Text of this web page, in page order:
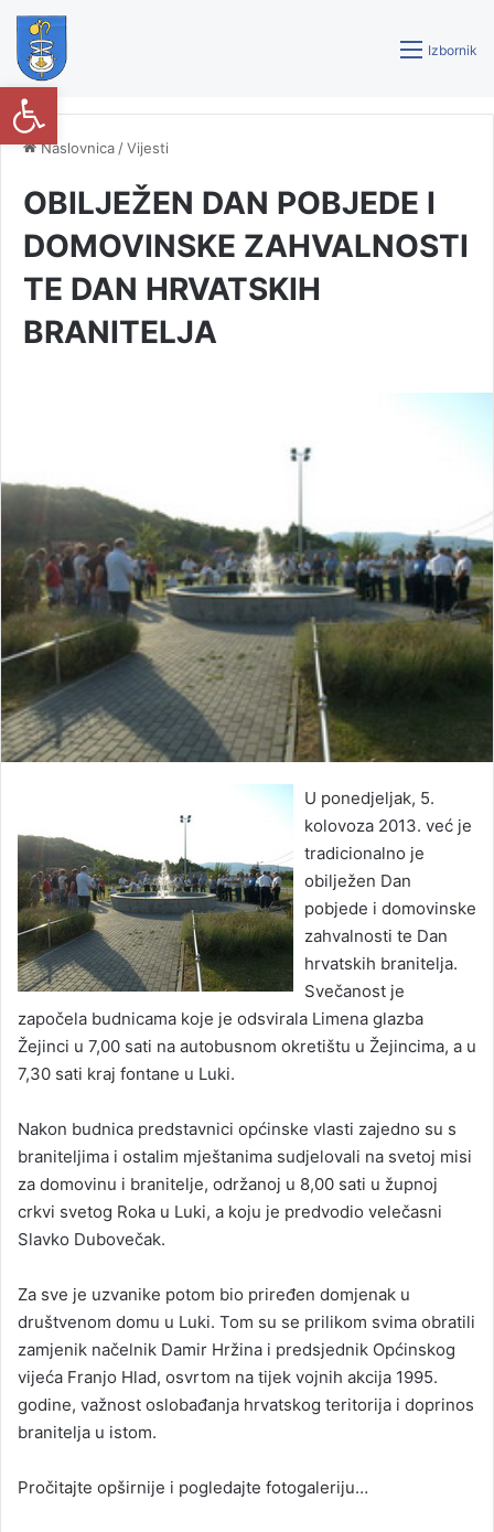
Izbornik
Naslovnica /Vijesti
OBILJEŽEN DAN POBJEDE I
DOMOVINSKE ZAHVALNOSTI
TE DAN HRVATSKIH
BRANITELJA
U ponedjeljak, 5.
kolovoza 2013. već je
tradicionalno je
obilježen Dan
pobjede i domovinske
zahvalnosti te Dan
hrvatskih branitelja.
Svečanost je
započela budnicama koje je odsvirala Limena glazba
Žejinci u 7,00 sati na autobusnom okretištu u Žejincima, a u
7,30 sati kraj fontane u Luki.
Nakon budnica predstavnici općinske vlasti zajedno su s
braniteljima i ostalim mještanima sudjelovali na svetoj misi
za domovinu i branitelje, održanoj u 8,00 sati u župnoj
crkvi svetog Roka u Luki, a koju je predvodio velečasni
Slavko Dubovečak.
Za sve je uzvanike potom bio priređen domjenak u
društvenom domu u Luki. Tom su se prilikom svima obratili
zamjenik načelnik Damir Hržina i predsjednik Općinskog
vijeća Franjo Hlad, osvrtom na tijek vojnih akcija 1995.
godine, važnost oslobađanja hrvatskog teritorija i doprinos
branitelja u istom.
Pročitajte opširnije i pogledajte fotogaleriju…
Open toolbar